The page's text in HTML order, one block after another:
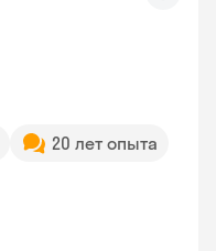
20 лет опыта